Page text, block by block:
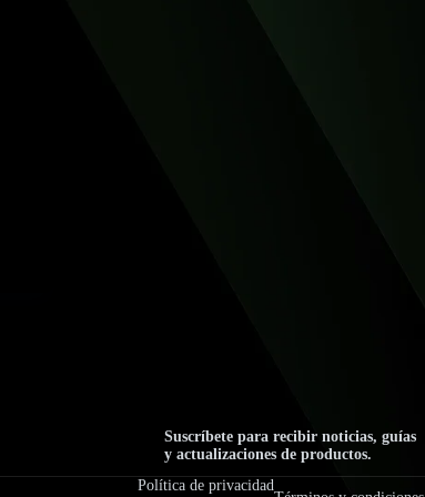
Suscríbete para recibir noticias, guías
y actualizaciones de productos.
Política de privacidad